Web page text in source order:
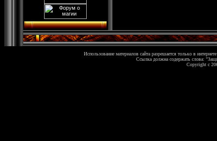
Использование материалов сайта разрешается только в
Ссылка должна содержать слова:
Copyright c